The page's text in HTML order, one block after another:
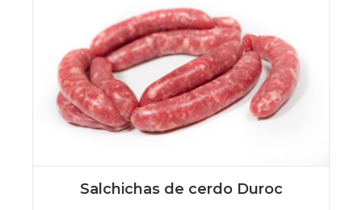
Salchichas de cerdo Duroc